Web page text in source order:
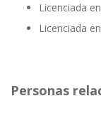
Licenciada
Licenciada
Personas